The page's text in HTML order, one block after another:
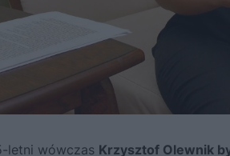
letni wówczas Krzysztof Olewnik